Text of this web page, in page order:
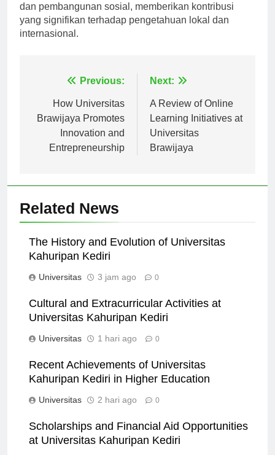
dan pembangunan sosial, memberikan kontribusi
yang signifikan terhadap pengetahuan lokal dan
internasional.
Navigasi
pos
Previous:
How Universitas
Brawijaya Promotes
Innovation and
Entrepreneurship
Next:
A Review of Online
Learning Initiatives at
Universitas
Brawijaya
Related News
The History and Evolution of Universitas
Kahuripan Kediri
Universitas 3 jam ago 0
Cultural and Extracurricular Activities at
Universitas Kahuripan Kediri
Universitas 1 hari ago 0
Recent Achievements of Universitas
Kahuripan Kediri in Higher Education
Universitas 2 hari ago 0
Scholarships and Financial Aid Opportunities
at Universitas Kahuripan Kediri